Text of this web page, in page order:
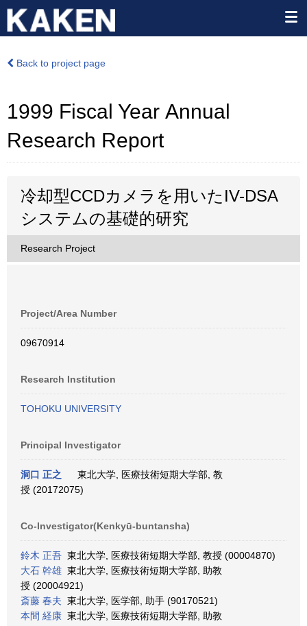
Back to project page
1999 Fiscal Year Annual
Research Report
冷却型CCDカメラを用いたIV-DSA
システムの基礎的研究
Research Project
Project/Area Number
09670914
Research Institution
TOHOKU UNIVERSITY
Principal Investigator
洞口 正之
東北大学, 医療技術短期大学部, 教
授 (20172075)
Co-Investigator(Kenkyū-buntansha)
鈴木 正吾 東北大学, 医療技術短期大学部, 教授 (00004870)
大石 幹雄 東北大学, 医療技術短期大学部, 助教
授 (20004921)
斎藤 春夫 東北大学, 医学部, 助手 (90170521)
本間 経康 東北大学, 医療技術短期大学部, 助教